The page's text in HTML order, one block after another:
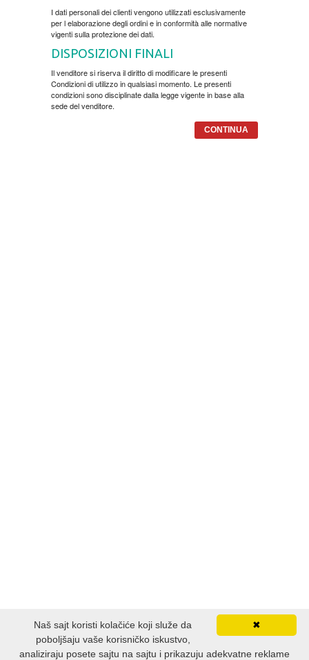
EROTSKI
ESEJISTIKA
FANTASTIKA
POPULARNA PSIHOLOGIJA
I dati personali dei clienti vengono utilizzati esclusivamente
per l elaborazione degli ordini e in conformità alle normative
vigenti sulla protezione dei dati.
DISPOSIZIONI FINALI
Il venditore si riserva il diritto di modificare le presenti
Condizioni di utilizzo in qualsiasi momento. Le presenti
condizioni sono disciplinate dalla legge vigente in base alla
sede del venditore.
CONTINUA
✖
Naš sajt koristi kolačiće koji služe da
poboljšaju vaše korisničko iskustvo,
analiziraju posete sajtu na sajtu i prikazuju adekvatne reklame